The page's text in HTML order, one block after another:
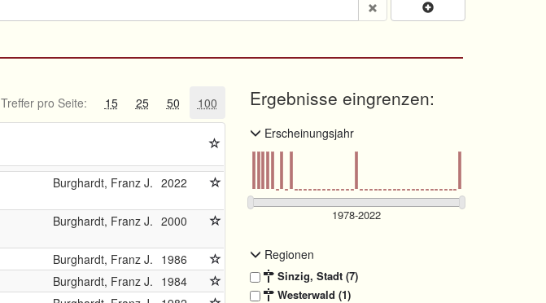
Treffer pro Seite: 15 25 50 100
Burghardt, Franz J. 2022
Burghardt, Franz J. 2000
Burghardt, Franz J. 1986
Burghardt, Franz J. 1984
Ergebnisse eingrenzen:
Erscheinungsjahr
Regionen
Sinzig, Stadt (7)
Westerwald (1)